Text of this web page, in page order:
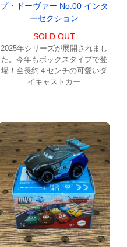
プ・ドーヴァー No.00 インタ
ーセクション
SOLD OUT
2025年シリーズが展開されまし
た。今年もボックスタイプで登
場！全長約４センチの可愛いダ
イキャストカー